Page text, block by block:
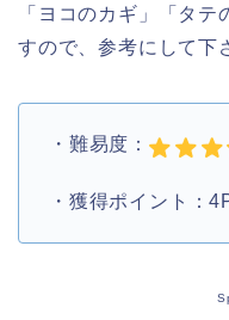
「ヨコのカギ」「タ
すので、参考にして下
・難易度：
・獲得ポイント：